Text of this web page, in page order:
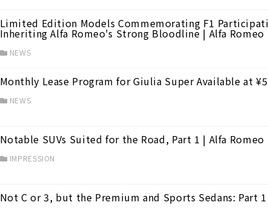
Limited Edition Models Commemorating F1
Inheriting Alfa Romeo's Strong Bloodline | Alfa Romeo
NEWS
Monthly Lease Program for Giulia Super Available at
NEWS
Notable SUVs Suited for the Road, Part 1 | Alfa
IMPRESSION
Not C or 3, but the Premium and Sports Sedans: Part 1